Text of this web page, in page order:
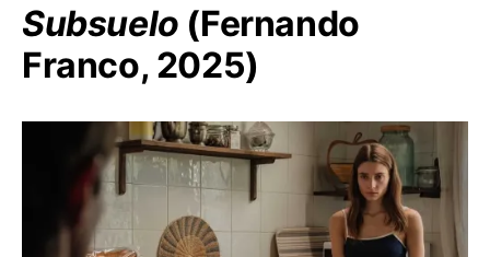
Subsuelo (Fernando
Franco, 2025)